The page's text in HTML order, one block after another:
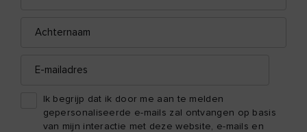
mailadres
Ik begrijp dat ik door me aan te melden
gepersonaliseerde e-mails zal ontvangen op basis
van mijn interactie met deze website, e-mails en